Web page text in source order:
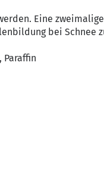
Eine
bei Schnee
Paraffin